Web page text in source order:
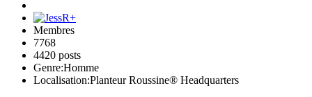
Membres
7768
4420 posts
Genre:Homme
Localisation:Planteur Roussine® Headquarters